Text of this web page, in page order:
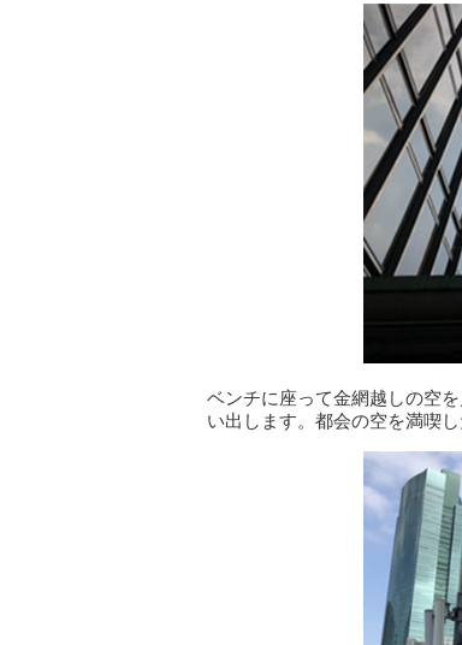
ベンチに座って金網越しの空
い出します。都会の空を満喫し